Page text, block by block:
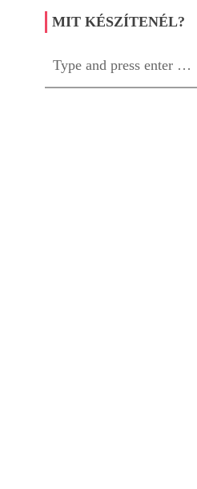
MIT KÉSZÍTENÉL?